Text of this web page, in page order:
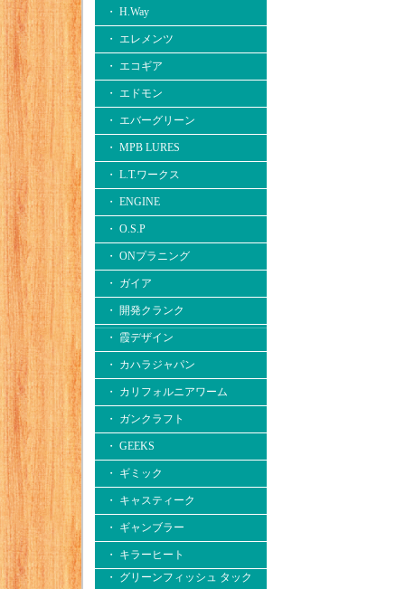
・ H.Way
・ エレメンツ
・ エコギア
・ エドモン
・ エバーグリーン
・ MPB LURES
・ L.T.ワークス
・ ENGINE
・ O.S.P
・ ONプラニング
・ ガイア
・ 開発クランク
・ 霞デザイン
・ カハラジャパン
・ カリフォルニアワーム
・ ガンクラフト
・ GEEKS
・ ギミック
・ キャスティーク
・ ギャンブラー
・ キラーヒート
・ グリーンフィッシュ タック